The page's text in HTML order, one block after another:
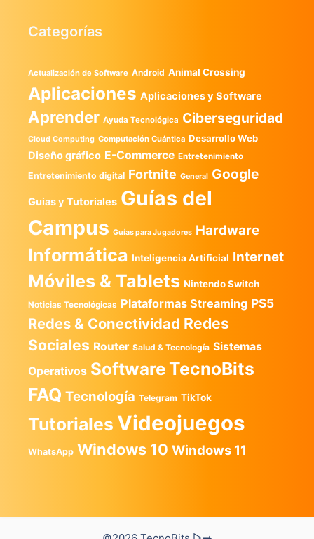
Categorías
Actualización de Software Android Animal Crossing
Aplicaciones Aplicaciones y Software
Aprender Ayuda Tecnológica Ciberseguridad
Cloud Computing Computación Cuántica Desarrollo Web
Diseño gráfico E-Commerce Entretenimiento
Entretenimiento digital Fortnite General Google
Guias y Tutoriales Guías del
Campus Guías para Jugadores Hardware
Informática Inteligencia Artificial Internet
Móviles & Tablets Nintendo Switch
Noticias Tecnológicas Plataformas Streaming PS5
Redes & Conectividad Redes
Sociales Router Salud & Tecnología Sistemas
Operativos SoftwareTecnoBits
FAQ Tecnología Telegram TikTok
Tutoriales Videojuegos
WhatsApp Windows 10 Windows 11